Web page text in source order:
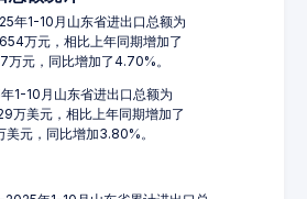
年1-10月山东省进出口总额为
万元，相比上年同期增加了
元，同比增加了4.70%。
1-10月山东省进出口总额为
美元，相比上年同期增加了
元，同比增加3.80%。